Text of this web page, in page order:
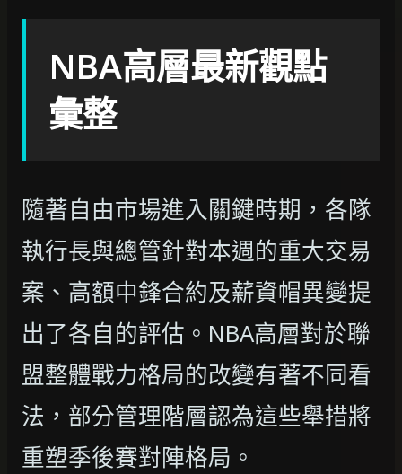
NBA高層最新觀點
彙整
隨著自由市場進入關鍵時期，各隊
執行長與總管針對本週的重大交易
案、高額中鋒合約及薪資帽異變提
出了各自的評估。NBA高層對於聯
盟整體戰力格局的改變有著不同看
法，部分管理階層認為這些舉措將
重塑季後賽對陣格局。